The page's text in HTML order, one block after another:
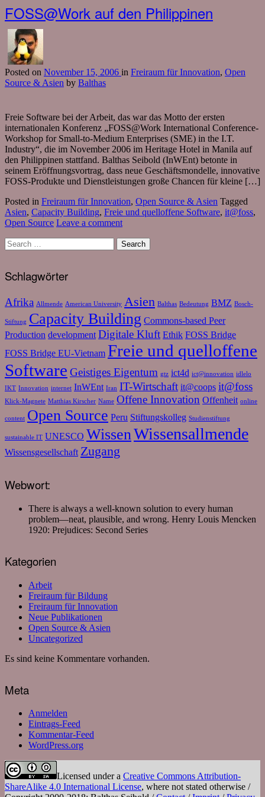
FOSS@Work auf den Philippinen
Posted on November 15, 2006 in Freiraum für Innovation, Open
Source & Asien by Balthas
Freie Software bei der Arbeit, das war das Motto der ersten
internationalen Konferenz „FOSS@Work International Conference-
Workshop for Small-to-Medium Enterprises (SME) in the I.T.
Industry“, die im November 2006 im Heritage Hotel in Manila auf
den Philippinen stattfand. Balthas Seibold (InWEnt) betonte in
seinem Eröffnungsvortrag, dass neue Geschäftsmondelle, innovative
FOSS-Produkte und Dienstleistungen große Chancen für kleine […]
Posted in Freiraum für Innovation, Open Source & Asien Tagged
Asien, Capacity Building, Freie und quelloffene Software, it@foss,
Open Source Leave a comment
Schlagwörter
Afrika Allmende American University Asien Balthas Bedeutung BMZ Bosch-
Stiftung Capacity Building Commons-based Peer
Production development Digitale Kluft Ethik FOSS Bridge
FOSS Bridge EU-Vietnam Freie und quelloffene
Software Geistiges Eigentum gtz ict4d ict@innovation idlelo
IKT Innovation internet InWEnt Iran IT-Wirtschaft it@coops it@foss
Klick-Magnete Matthias Kirscher Name Offene Innovation Offenheit online
content Open Source Peru Stiftungskolleg Studienstiftung
sustainable IT UNESCO WissenWissensallmende
Wissensgesellschaft Zugang
Webwort:
There is always a well-known solution to every human
problem—neat, plausible, and wrong. Henry Louis Mencken
1920: Prejudices: Second Series
Kategorien
Arbeit
Freiraum für Bildung
Freiraum für Innovation
Neue Publikationen
Open Source & Asien
Uncategorized
Es sind keine Kommentare vorhanden.
Meta
Anmelden
Eintrags-Feed
Kommentar-Feed
WordPress.org
Licensed under a Creative Commons Attribution-
ShareAlike 4.0 International License, where not stated otherwise /